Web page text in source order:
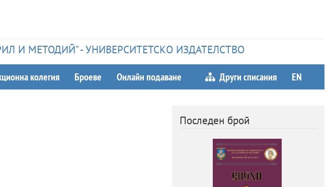
И МЕТОДИЙ" - УНИВЕРСИТЕТСКО ИЗДАТЕЛСТВО
колегия Броеве Онлайн подаване Други списания EN
Последен брой